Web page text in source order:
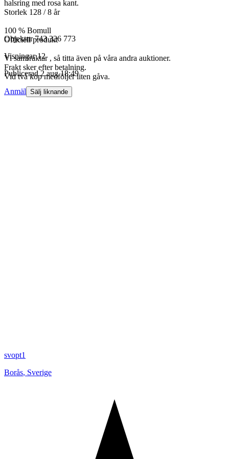
halsring med rosa kant.
Storlek 128 / 8 år
100 % Bomull
Officiell produkt
Vi samfraktar , så titta även på våra andra auktioner.
Frakt sker efter betalning.
Vid två köp medföljer liten gåva.
Objektnr 743 326 773
Visningar 12
Publicerad 2 aug 18:49
Anmäl Sälj liknande
svopt1
Borås, Sverige